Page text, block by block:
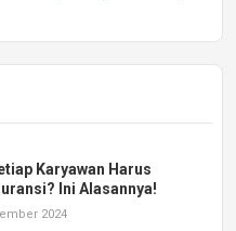
Karyawan Harus
Ini Alasannya!
2024